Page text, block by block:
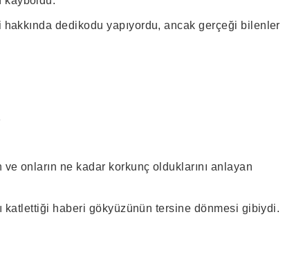
dedikodu yapıyordu, ancak gerçeği bilenler
onların ne kadar korkunç olduklarını anlayan
katlettiği haberi gökyüzünün tersine dönmesi gibiydi.